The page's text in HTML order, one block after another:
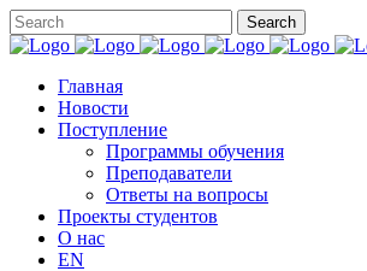
Главная
Новости
Поступление
Программы обучения
Преподаватели
Ответы на вопросы
Проекты студентов
О нас
EN